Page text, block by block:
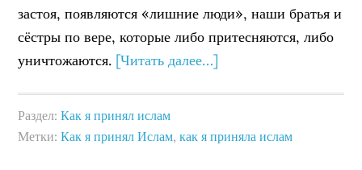
застоя, появляются «лишние люди», наши братья и
сёстры по вере, которые либо притесняются, либо
уничтожаются. [Читать далее…]
Раздел:Как я принял ислам
Метки:Как я принял Ислам,как я приняла ислам